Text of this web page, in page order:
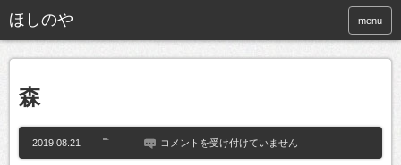
ほしのや menu
森
2019.08.21
森
コメントを受け付けていません